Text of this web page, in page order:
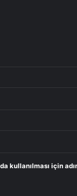
kullanılması için